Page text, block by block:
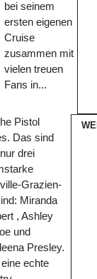
bei seinem
ersten eigenen
Cruise
zusammen mit
vielen treuen
Fans in...
Pistol
Das sind
drei
Grazien-
Miranda
, Ashley
und
Presley.
echte